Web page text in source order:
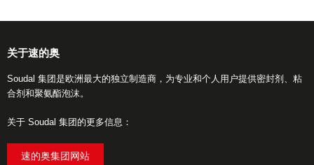
关于速的奥
Soudal 集团是欧洲最大的独立制造商，为专业和个人用户提供密封剂、粘
合剂和聚氨酯泡沫。
关于 Soudal 集团的更多信息：
速的奥集团网站